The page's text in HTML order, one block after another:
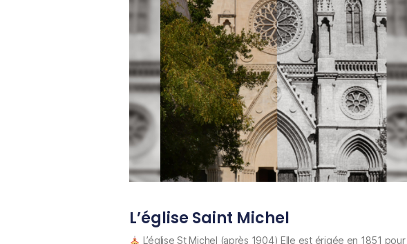
L’église Saint Michel
L’église St Michel (après 1904) Elle est érigée en 1851 pour